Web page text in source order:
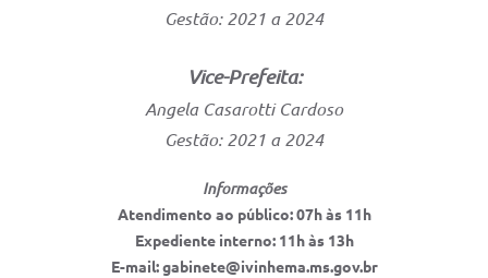
Gestão: 2021 a 2024
Vice-Prefeita:
Angela Casarotti Cardoso
Gestão: 2021 a 2024
Informações
Atendimento ao público: 07h às 11h
Expediente interno: 11h às 13h
E-mail: gabinete@ivinhema.ms.gov.br